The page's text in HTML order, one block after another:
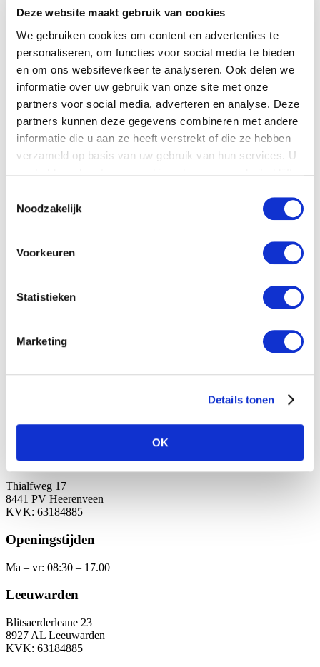
Deze website maakt gebruik van cookies
We gebruiken cookies om content en advertenties te
personaliseren, om functies voor social media te bieden
en om ons websiteverkeer te analyseren. Ook delen we
informatie over uw gebruik van onze site met onze
partners voor social media, adverteren en analyse. Deze
partners kunnen deze gegevens combineren met andere
informatie die u aan ze heeft verstrekt of die ze hebben
verzameld op basis van uw gebruik van hun services. U
Noodzakelijk
Voorkeuren
Statistieken
Marketing
Details tonen
OK
Charcot-voet
Klompvoet
Reumatische voeten
Referenties
Contact
Afspraak maken
Klacht, opmerking of tips?
Klanttevredenheidsonderzoek
Disclaimer
Privacy & Cookies
Volg ons:
Volg ons:
Contactgegevens
Aanmeetlocaties
Heerenveen
Thialfweg 17
8441 PV Heerenveen
KVK: 63184885
Openingstijden
Ma – vr: 08:30 – 17.00
Leeuwarden
Blitsaerderleane 23
8927 AL Leeuwarden
KVK: 63184885